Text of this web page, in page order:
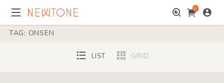
0
TAG: ONSEN
LIST GRID